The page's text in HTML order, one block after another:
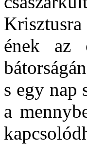
ének az
s egy nap
a